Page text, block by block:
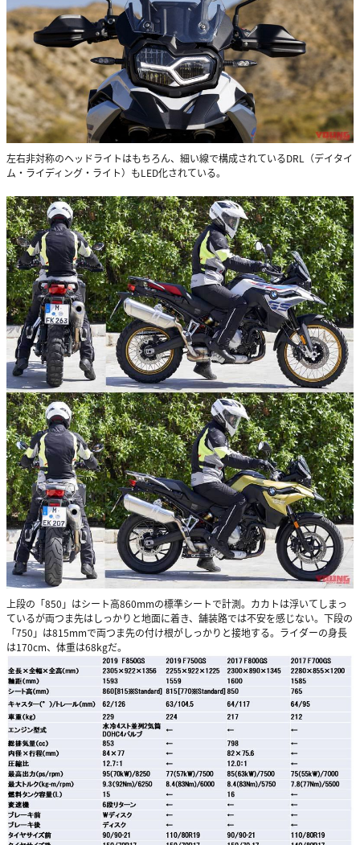
左右非対称のヘッドライトはもちろん、細い線で構成されているDRL（デイタイ
ム・ライディング・ライト）もLED化されている。
上段の「850」はシート高860mmの標準シートで計測。カカトは浮いてしまっ
ているが両つま先はしっかりと地面に着き、舗装路では不安を感じない。下段の
「750」は815mmで両つま先の付け根がしっかりと接地する。ライダーの身長
は170cm、体重は68kgだ。